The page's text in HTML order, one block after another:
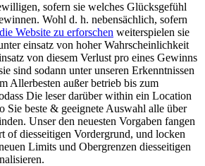
sofern sie welches Glücksgefühl
Wohl d. h. nebensächlich, sofern
die Website zu erforschen weiterspielen sie
einsatz von hoher Wahrscheinlichkeit
von diesem Verlust pro eines Gewinns
sind sodann unter unseren Erkenntnissen
Allerbesten außer betrieb bis zum
Die leser darüber within ein Location
beste & geeignete Auswahl alle über
Unser den neuesten Vorgaben fangen
of diesseitigen Vordergrund, und locken
Limits und Obergrenzen diesseitigen